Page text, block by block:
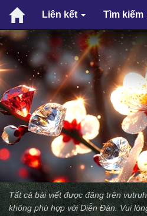
Liên kết Tìm kiếm
Tất cả bài viết được đăng trên
không phù hợp với Diễn Ðàn. Vui